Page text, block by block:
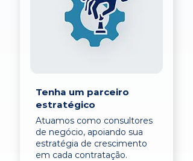
Tenha um parceiro
estratégico
Atuamos como consultores
de negócio, apoiando sua
estratégia de crescimento
em cada contratação.